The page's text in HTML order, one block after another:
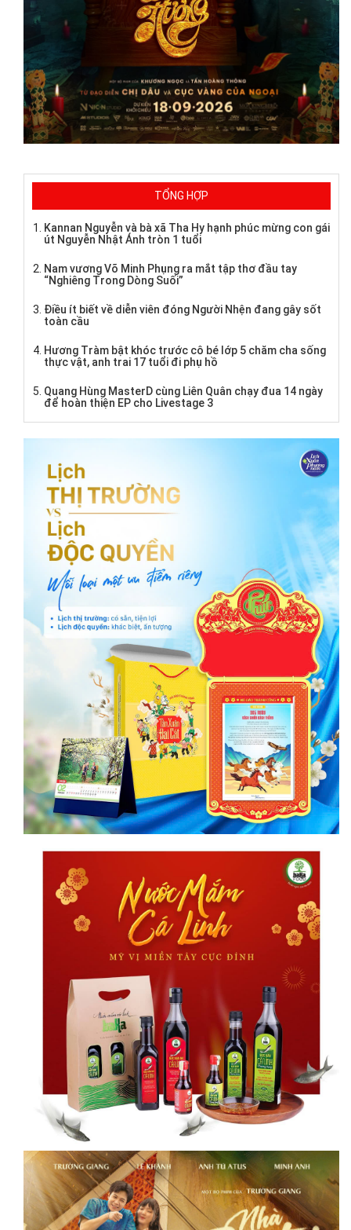
TỔNG HỢP
Kannan Nguyễn và bà xã Tha Hy hạnh phúc mừng con gái
út Nguyễn Nhật Ánh tròn 1 tuổi
Nam vương Võ Minh Phụng ra mắt tập thơ đầu tay
“Nghiêng Trong Dòng Suối”
Điều ít biết về diễn viên đóng Người Nhện đang gây sốt
toàn cầu
Hương Tràm bật khóc trước cô bé lớp 5 chăm cha sống
thực vật, anh trai 17 tuổi đi phụ hồ
Quang Hùng MasterD cùng Liên Quân chạy đua 14 ngày
để hoàn thiện EP cho Livestage 3